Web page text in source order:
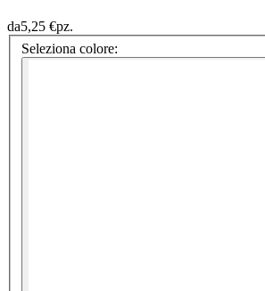
da5,25 €pz.
Seleziona colore: